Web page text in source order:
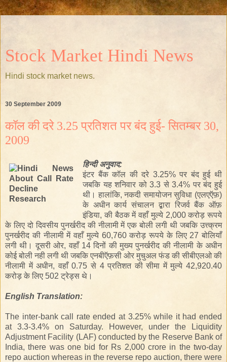
Stock Market Hindi News
Hindi stock market news.
30 September 2009
कॉल की दरे 3.25 प्रतिशत पर बंद हुई- सितम्बर 30,
2009
हिन्दीअनुवाद:
इंटर बैंक कॉल की दरे 3.25% पर बंद हुई थी
जबकि यह शनिवार को 3.3 से 3.4% पर बंद हुई
थी । हालांकि, नकदी समायोजन सुविधा (एलएऍफ़)
के अधीन कार्य संचालन द्बारा रिजर्व बैंक ऑफ़
इंडिया, की बैठक में वहाँ मुल्ये 2,000 करोड़ रूपये
के लिए दो दिवसीय पुनर्खरीद की नीलामी में एक बोली लगी थी जबकि उत्त्क्रम
पुनर्खरीद की नीलामी में वहाँ मुल्ये 60,760 करोड़ रूपये के लिए 27 बोलियाँ
लगी थी। दूसरी ओर, वहाँ 14दिनों की मुख्य पुनर्खरीद की नीलामी के अधीन
कोई बोली नही लगी थी जबकि एनबीऍफ़सी ओर मुचुअलफंड की सीबीएलओ की
नीलामी में अधीन, वहाँ 0.75 से 4 प्रतिशत की सीमा में मुल्ये 42,920.40
करोड़ के लिए 502 ट्रेड्स थे।
English Translation:
The inter-bank call rate ended at 3.25% while it had ended
at 3.3-3.4% on Saturday. However, under the Liquidity
Adjustment Facility (LAF) conducted by the Reserve Bank of
India, there was one bid for Rs 2,000 crore in the two-day
repo auction whereas in the reverse repo auction, there were